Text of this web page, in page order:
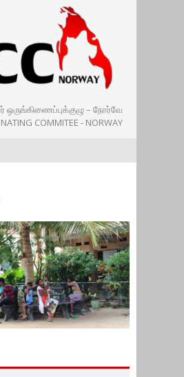
ஒருங்கிணைப்புக்குழு – நோர்வே
COMMITEE - NORWAY